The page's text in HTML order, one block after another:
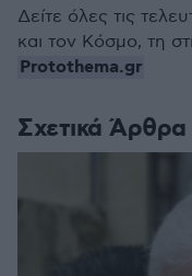
Σχετικά Άρθρα
Δείτε όλες τις
και τον Κόσμο, τη
Protothema.gr